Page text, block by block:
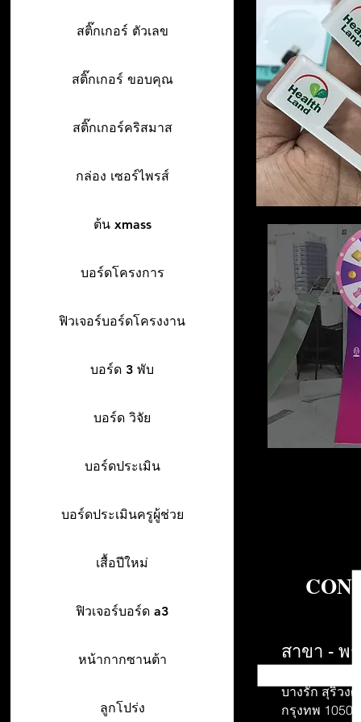
สติ๊กเกอร์ ตัวเลข
สติ๊กเกอร์ ขอบคุณ
สติ๊กเกอร์คริสมาส
กล่อง เซอร์ไพรส์
ต้น xmass
บอร์ดโครงการ
ฟิวเจอร์บอร์ดโครงงาน
บอร์ด 3 พับ
บอร์ด วิจัย
บอร์ดประเมิน
บอร์ดประเมินครูผู้ช่วย
เสื้อปีใหม่
ฟิวเจอร์บอร์ด a3
หน้ากากซานต้า
ลูกโปร่ง
สาขา - พ
บางรัก สุริวงศ์
กรุงทพ 10500